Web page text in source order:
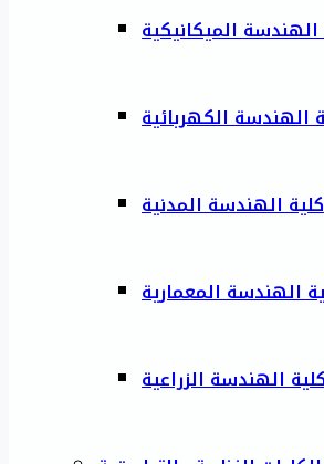
الهندسة الميكانيكية
الهندسة الكهربائية
كلية الهندسة المدنية
الهندسة المعمارية
الهندسة الزراعية